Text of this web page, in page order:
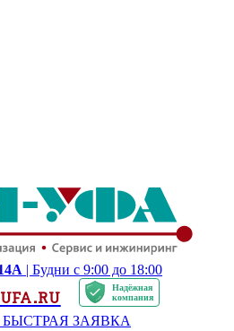
| Будни с 9:00 до 18:00
Надёжная
компания
БЫСТРАЯ ЗАЯВКА